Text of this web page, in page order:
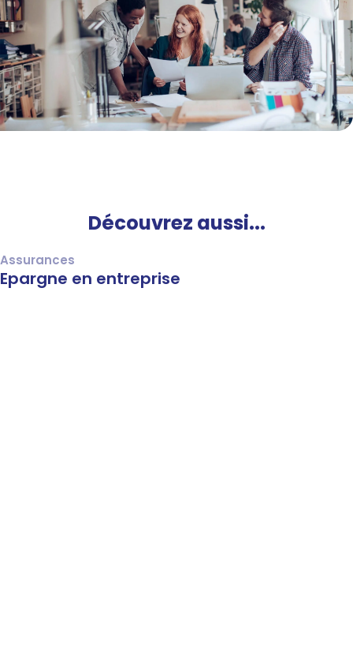
Découvrez aussi...
Assurances
Epargne en entreprise